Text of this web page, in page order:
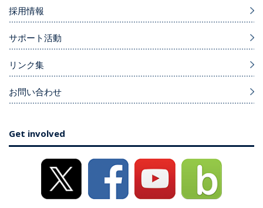
採用情報
サポート活動
リンク集
お問い合わせ
Get involved